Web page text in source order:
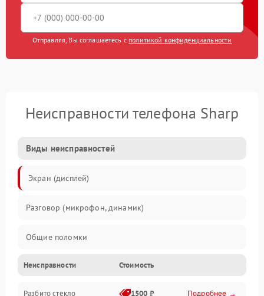
Отправляя, Вы соглашаетесь с политикой конфиденциальности
Неисправности телефона Sharp
Виды неисправностей
Экран (дисплей)
Разговор (микрофон, динамик)
Общие поломки
Проблемы связи
Неисправности Стоимость
Разбито стекло 1500 ₽ Подробнее →